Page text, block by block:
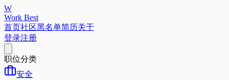
W
Work Best
首页社区黑名单简历关于
登录注册
职位分类
安全